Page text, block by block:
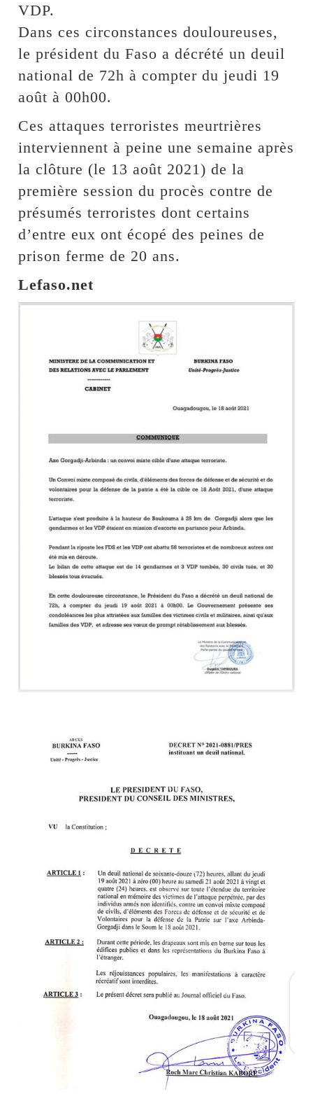
VDP.
Dans ces circonstances douloureuses,
le président du Faso a décrété un deuil
national de 72h à compter du jeudi 19
août à 00h00.
Ces attaques terroristes meurtrières
interviennent à peine une semaine après
la clôture (le 13 août 2021) de la
première session du procès contre de
présumés terroristes dont certains
d’entre eux ont écopé des peines de
prison ferme de 20 ans.
Lefaso.net